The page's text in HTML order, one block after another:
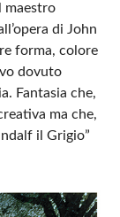
maestro
di John
forma, colore
dovuto
Fantasia che,
ma che,
il Grigio”